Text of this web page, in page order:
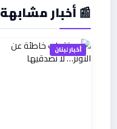
📰 أخبار مشابهة
أخبار لبنان